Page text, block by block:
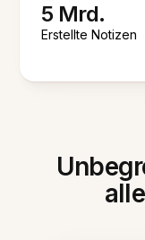
5 Mrd.
Erstellte Notizen